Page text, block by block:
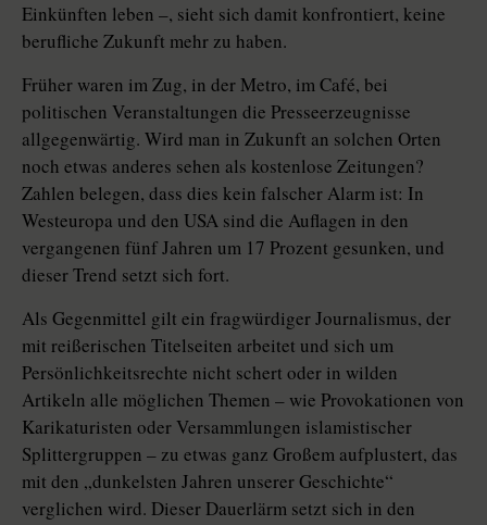
Einkünften leben –, sieht sich damit konfrontiert, keine
berufliche Zukunft mehr zu haben.
Früher waren im Zug, in der Metro, im Café, bei
politischen Veranstaltungen die Presseerzeugnisse
allgegenwärtig. Wird man in Zukunft an solchen Orten
noch etwas anderes sehen als kostenlose Zeitungen?
Zahlen belegen, dass dies kein falscher Alarm ist: In
Westeuropa und den USA sind die Auflagen in den
vergangenen fünf Jahren um 17 Prozent gesunken, und
dieser Trend setzt sich fort.
Als Gegenmittel gilt ein fragwürdiger Journalismus, der
mit reißerischen Titelseiten arbeitet und sich um
Persönlichkeitsrechte nicht schert oder in wilden
Artikeln alle möglichen Themen – wie Provokationen von
Karikaturisten oder Versammlungen islamistischer
Splittergruppen – zu etwas ganz Großem aufplustert, das
mit den „dunkelsten Jahren unserer Geschichte“
verglichen wird. Dieser Dauerlärm setzt sich in den